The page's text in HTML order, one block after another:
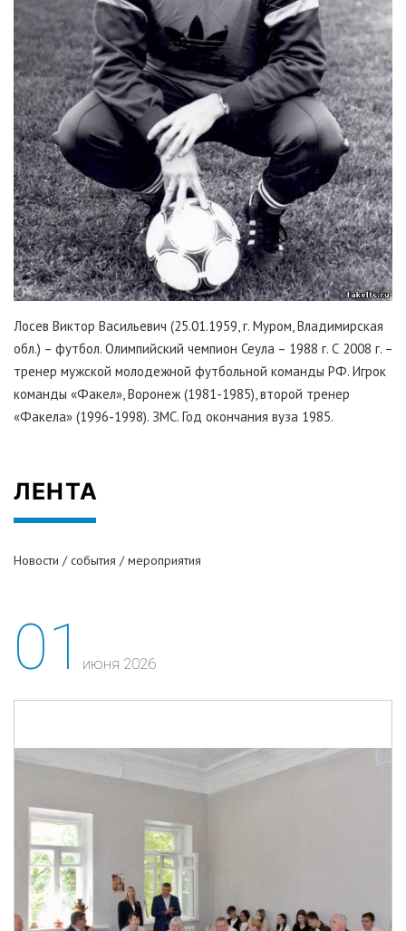
Лосев Виктор Васильевич (25.01.1959, г. Муром, Владимирская
обл.) – футбол. Олимпийский чемпион Сеула – 1988 г. С 2008 г. –
тренер мужской молодежной футбольной команды РФ. Игрок
команды «Факел», Воронеж (1981-1985), второй тренер
«Факела» (1996-1998). ЗМС. Год окончания вуза 1985.
ЛЕНТА
Новости / события / мероприятия
01 июня 2026